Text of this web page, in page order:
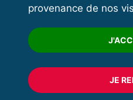
provenance de nos
JE
© 2020 FFFORCE